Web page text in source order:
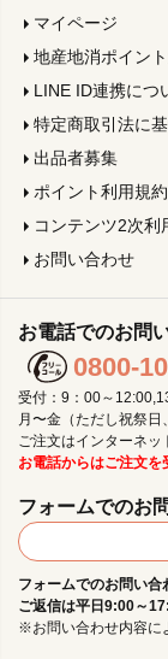
マイページ
地産地消ポイン
LINE ID連携につ
特定商取引法に
出品者募集
ポイント利用規約
コンテンツ2次利
お問い合わせ
お電話でのお問
0800-
受付：9：00～
月〜金（ただし祝祭日
ご注文はインターネッ
お電話からはご注文を
フォームでのお
フォームでのお問い合
ご返信は平日9:00～
※お問い合わせ内容に